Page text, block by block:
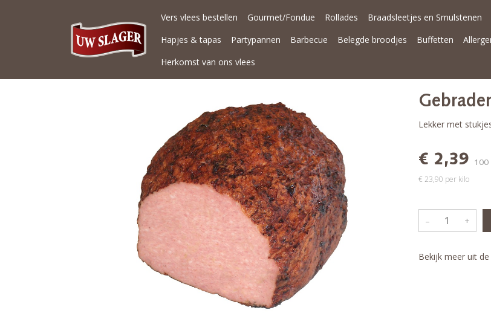
Vers vlees bestellen Gourmet/Fondue Rollades Braadsleetjes en Smulstenen
Hapjes & tapas
Partypannen Barbecue Belegde broodjes Buffetten
Herkomst van ons vlees
Lekker met
€ 2,39 100
€ 23,90 per kilo
– +
Bekijk meer uit